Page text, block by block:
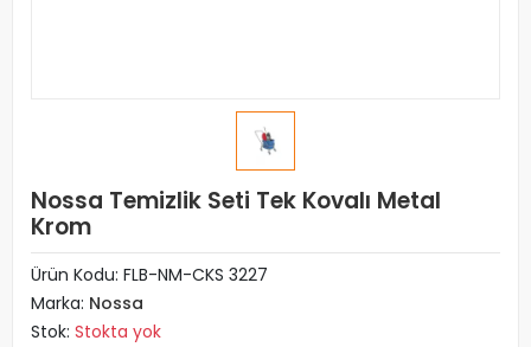
Nossa Temizlik Seti Tek Kovalı Metal
Krom
Ürün Kodu: FLB-NM-CKS 3227
Marka: Nossa
Stok: Stokta yok